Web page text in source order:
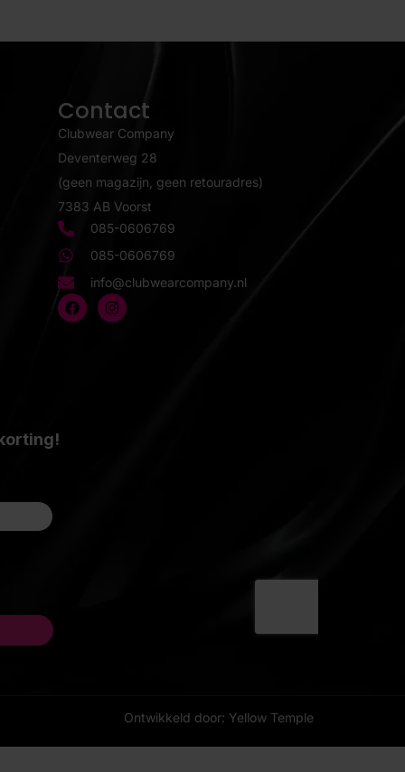
Contact
Clubwear Company
Deventerweg 28
(geen magazijn, geen retouradres)
7383 AB Voorst
085-0606769
085-0606769
info@clubwearcompany.nl
Ontwikkeld door: Yellow Temple